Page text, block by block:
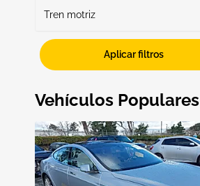
Automático
Tren motriz
Rwd
Aplicar filtros
Vehículos Populares